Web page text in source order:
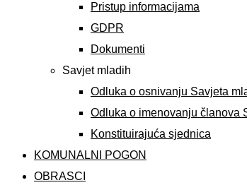
Pristup informacijama
GDPR
Dokumenti
Savjet mladih
Odluka o osnivanju Savjeta
Odluka o imenovanju članova
Konstituirajuća sjednica
KOMUNALNI POGON
OBRASCI